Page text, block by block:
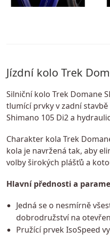
Jízdní kolo Trek
Silniční kolo Trek Domane
tlumící prvky v zadní
Shimano 105 Di2 a
Charakter kola Trek
kola je navržená tak, aby
volby širokých plášťů a
Hlavní přednosti a
Jedná se o nesmírně
dobrodružství na
Pružící prvek IsoSpeed